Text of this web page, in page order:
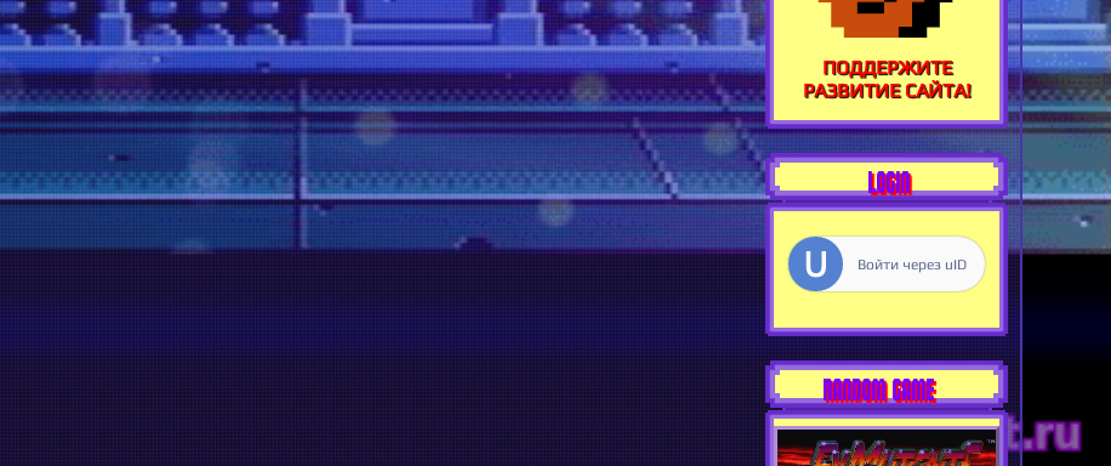
ПОДДЕРЖИТЕ
РАЗВИТИЕ САЙТА!
LOGIN
Войти через uID
RANDOM GAME